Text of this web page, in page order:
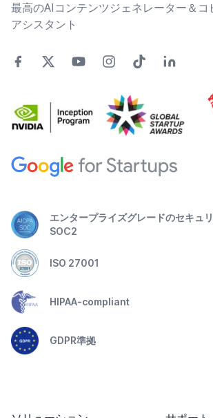
最高のAIコンテンツジェネレーター＆
アシスタント
エンタープライズグレードのセキュ
SOC2
ISO 27001
HIPAA-compliant
GDPR準拠